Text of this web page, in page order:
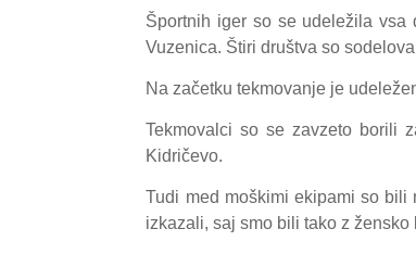
Športnih iger so se udeležila vsa
Vuzenica. Štiri društva so
Na začetku tekmovanje je
Tekmovalci so se zavzeto borili
Kidričevo.
Tudi med moškimi ekipami so
izkazali, saj smo bili tako z